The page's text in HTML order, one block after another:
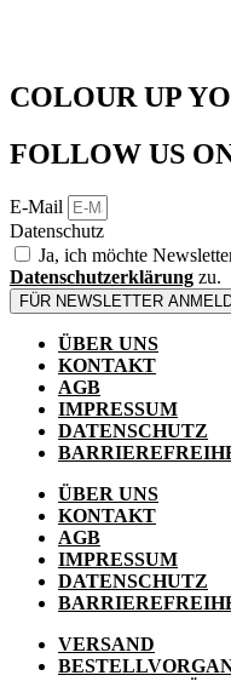
COLOUR UP
FOLLOW US
E-Mail
Datenschutz
Ja, ich möchte
Datenschutzerklärung zu.
FÜR NEWSLETTER
ÜBER UNS
KONTAKT
AGB
IMPRESSUM
DATENSCHUTZ
ÜBER UNS
KONTAKT
AGB
IMPRESSUM
DATENSCHUTZ
VERSAND